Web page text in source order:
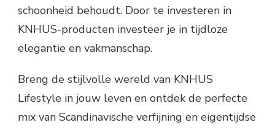
schoonheid behoudt. Door te investeren in
KNHUS-producten investeer je in tijdloze
elegantie en vakmanschap.
Breng de stijlvolle wereld van KNHUS
Lifestyle in jouw leven en ontdek de perfecte
mix van Scandinavische verfijning en eigentijdse